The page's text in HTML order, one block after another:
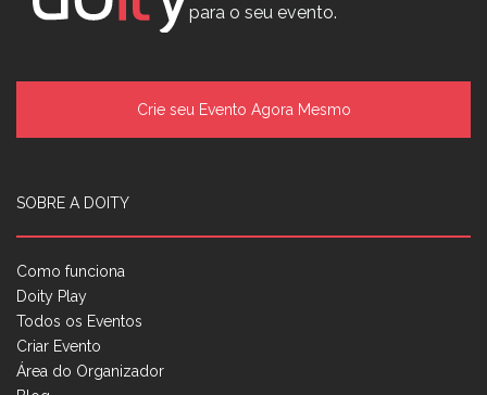
para o seu evento.
Crie seu Evento Agora Mesmo
SOBRE A DOITY
Como funciona
Doity Play
Todos os Eventos
Criar Evento
Área do Organizador